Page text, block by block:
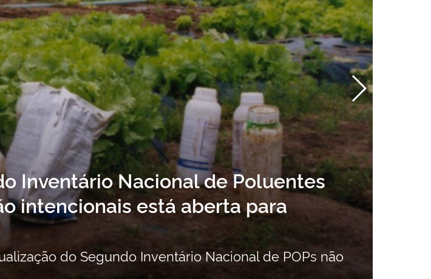
Inventário Nacional de Poluentes
intencionais está aberta para